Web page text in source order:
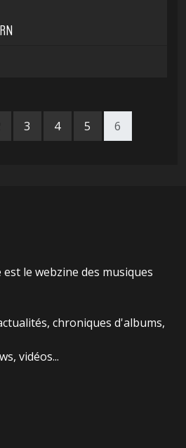
3 4 5 6
le webzine des musiques
chroniques d'albums,
vidéos...